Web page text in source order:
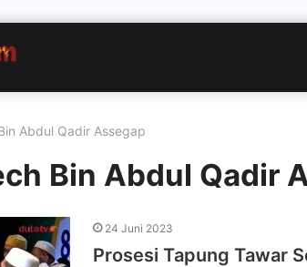
Abdul Qadir Assegap
Bin Abdul Qadir
24 Juni 2023
Prosesi Tapung Tawar